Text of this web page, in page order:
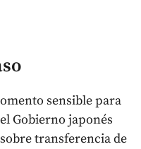
sensible para
Gobierno japonés
transferencia de